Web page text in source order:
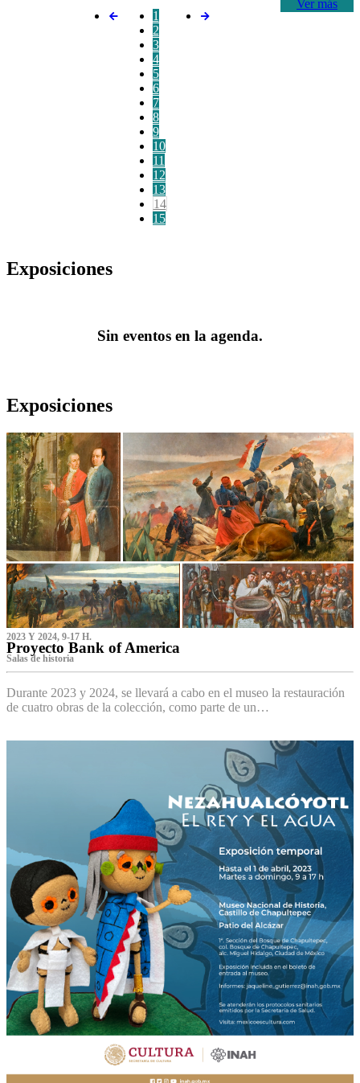
Ver más
1
2
3
4
5
6
7
8
9
10
11
12
13
14
15
Exposiciones
Sin eventos en la agenda.
Exposiciones
2023 Y 2024, 9-17 H.
Proyecto Bank of America
S‌alas de historia
Durante 2023 y 2024, se llevará a cabo en el museo la restauración
de cuatro obras de la colección, como parte de un…